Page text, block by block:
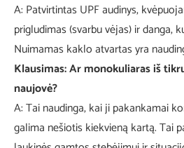
A: Patvirtintas UPF audinys,
prigludimas (svarbu vėjas) ir danga,
Nuimamas kaklo atvartas yra
Klausimas: Ar monokuliaras iš
naujovė?
A: Tai naudinga, kai ji pakankamai
galima nešiotis kiekvieną kartą. Tai